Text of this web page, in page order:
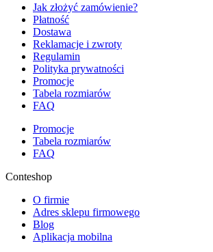
Jak złożyć zamówienie?
Płatność
Dostawa
Reklamacje i zwroty
Regulamin
Polityka prywatności
Promocje
Tabela rozmiarów
FAQ
Promocje
Tabela rozmiarów
FAQ
Conteshop
O firmie
Adres sklepu firmowego
Blog
Aplikacja mobilna